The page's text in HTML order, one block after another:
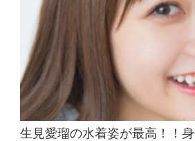
生見愛瑠の水着姿が最高！！